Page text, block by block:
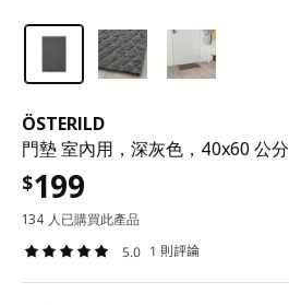
ÖSTERILD
門墊 室內用，深灰色，40x60 公分
$199
134 人已購買此產品
5.0 1 則評論